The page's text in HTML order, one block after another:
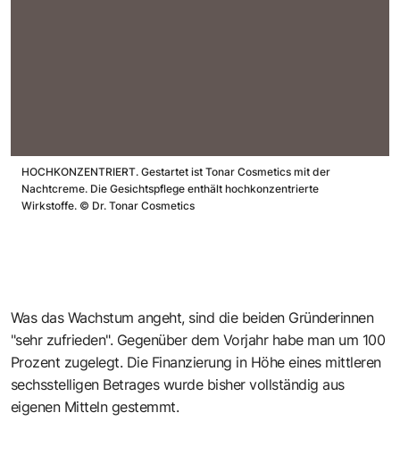
HOCHKONZENTRIERT. Gestartet ist Tonar Cosmetics mit der
Nachtcreme. Die Gesichtspflege enthält hochkonzentrierte
Wirkstoffe. © Dr. Tonar Cosmetics
Was das Wachstum angeht, sind die beiden Gründerinnen
"sehr zufrieden". Gegenüber dem Vorjahr habe man um 100
Prozent zugelegt. Die Finanzierung in Höhe eines mittleren
sechsstelligen Betrages wurde bisher vollständig aus
eigenen Mitteln gestemmt.